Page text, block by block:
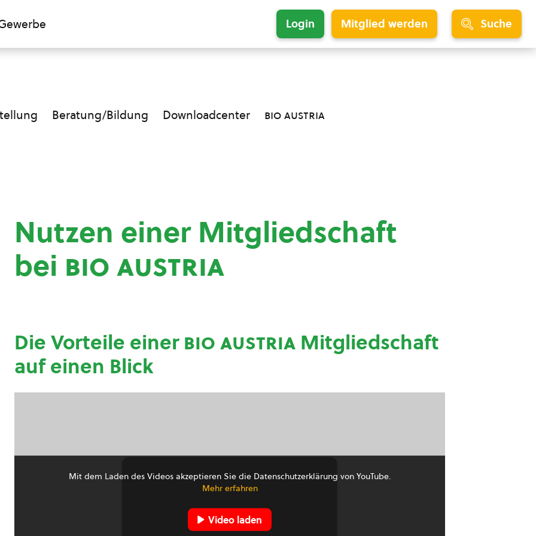
Login Mitglied werden Suche
Beratung/Bildung Downloadcenter bio austria
Nutzen einer Mitgliedschaft
bei bio austria
Die Vorteile einerbio austria Mitgliedschaft
auf einen Blick
Mit dem Laden des Videos akzeptieren Sie die Datenschutzerklärung von YouTube.
Mehr erfahren
Video laden